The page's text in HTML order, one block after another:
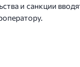
и санкции